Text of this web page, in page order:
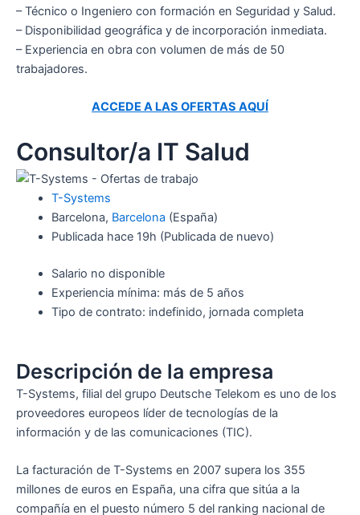
– Técnico o Ingeniero con formación en Seguridad y Salud.
– Disponibilidad geográfica y de incorporación inmediata.
– Experiencia en obra con volumen de más de 50
trabajadores.
ACCEDE A LAS OFERTAS AQUÍ
Consultor/a IT Salud
T-Systems
Barcelona, Barcelona (España)
Publicada hace 19h (Publicada de nuevo)
Salario no disponible
Experiencia mínima: más de 5 años
Tipo de contrato: indefinido, jornada completa
Descripción de la empresa
T-Systems, filial del grupo Deutsche Telekom es uno de los
proveedores europeos líder de tecnologías de la
información y de las comunicaciones (TIC).
La facturación de T-Systems en 2007 supera los 355
millones de euros en España, una cifra que sitúa a la
compañía en el puesto número 5 del ranking nacional de